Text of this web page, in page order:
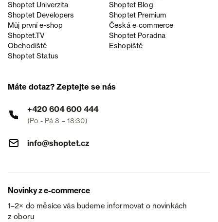
Shoptet Univerzita
Shoptet Blog
Shoptet Developers
Shoptet Premium
Můj první e-shop
Česká e‑commerce
Shoptet.TV
Shoptet Poradna
Obchodiště
Eshopiště
Shoptet Status
Máte dotaz? Zeptejte se nás
+420 604 600 444
(Po - Pá 8 – 18:30)
info@shoptet.cz
Novinky z e-commerce
1–2× do měsíce vás budeme informovat o novinkách
z oboru